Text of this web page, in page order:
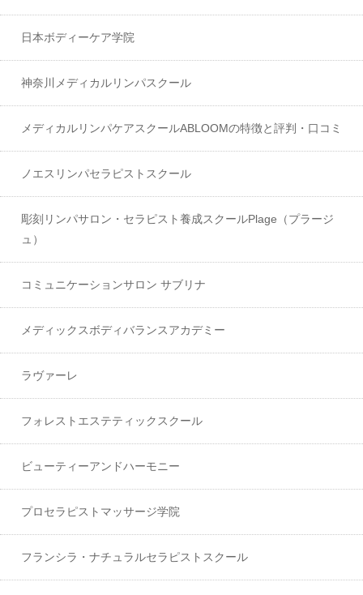
日本ボディーケア学院
神奈川メディカルリンパスクール
メディカルリンパケアスクールABLOOMの特徴と評判・口コミ
ノエスリンパセラピストスクール
彫刻リンパサロン・セラピスト養成スクールPlage（プラージ
ュ）
コミュニケーションサロン サブリナ
メディックスボディバランスアカデミー
ラヴァーレ
フォレストエステティックスクール
ビューティーアンドハーモニー
プロセラピストマッサージ学院
フランシラ・ナチュラルセラピストスクール